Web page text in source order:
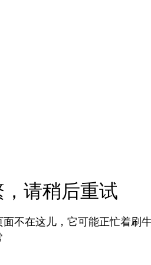
请稍后重试
不在这儿，它可能正忙着刷